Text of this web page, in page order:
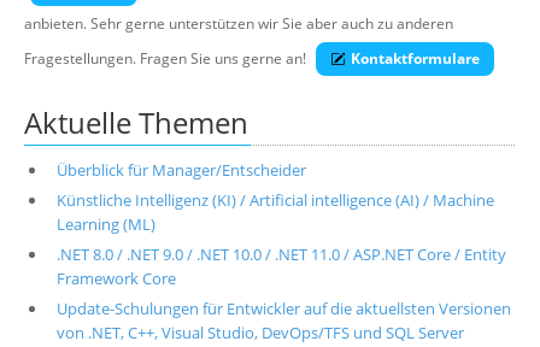
anbieten. Sehr gerne unterstützen wir Sie aber auch zu anderen
Fragestellungen. Fragen Sie uns gerne an!
Kontaktformulare
Aktuelle Themen
Überblick für Manager/Entscheider
Künstliche Intelligenz (KI) / Artificial intelligence (AI) / Machine
Learning (ML)
.NET 8.0 / .NET 9.0 / .NET 10.0 / .NET 11.0 / ASP.NET Core / Entity
Framework Core
Update-Schulungen für Entwickler auf die aktuellsten Versionen
von .NET, C++, Visual Studio, DevOps/TFS und SQL Server